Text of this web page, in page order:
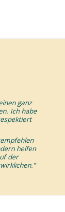
ganz
Ich habe
helfen
der